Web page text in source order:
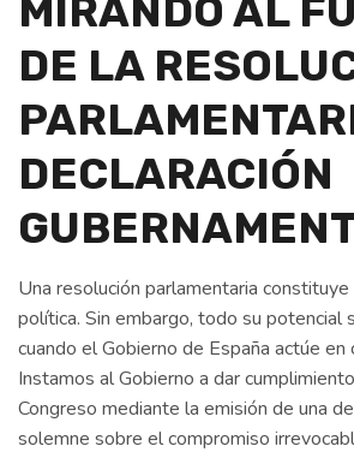
MIRANDO AL
DE LA
DECLARACIÓN
Una resolución parlamentaria
política. Sin embargo, todo su potencial
cuando el Gobierno de España actúe en
Instamos al Gobierno a dar
Congreso mediante la emisión de una
solemne sobre el compromiso